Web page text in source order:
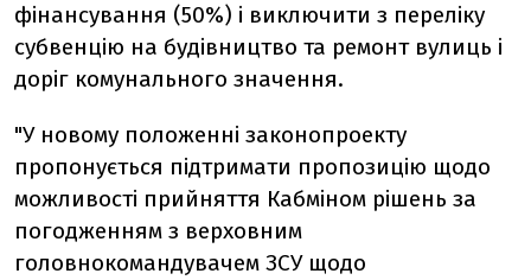
фінансування (50%) і виключити з переліку
субвенцію на будівництво та ремонт вулиць і
доріг комунального значення.
"У новому положенні законопроекту
пропонується підтримати пропозицію щодо
можливості прийняття Кабміном рішень за
погодженням з верховним
головнокомандувачем ЗСУ щодо